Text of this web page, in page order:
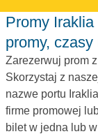
Promy Iraklia do Donoussa. Porównaj
promy, czasy
Zarezerwuj prom
Skorzystaj z
nazwe portu
firme promowej
bilet w jedna lub